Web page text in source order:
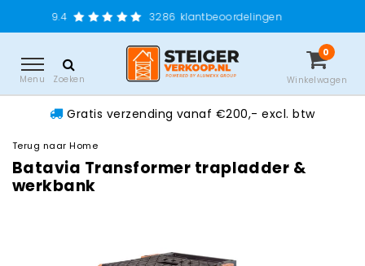
3286 klantbeoordelingen
Menu Zoeken
0
Winkelwagen
Gratis verzending vanaf €200,- excl. btw
Terug naar Home
Batavia Transformer trapladder &
werkbank